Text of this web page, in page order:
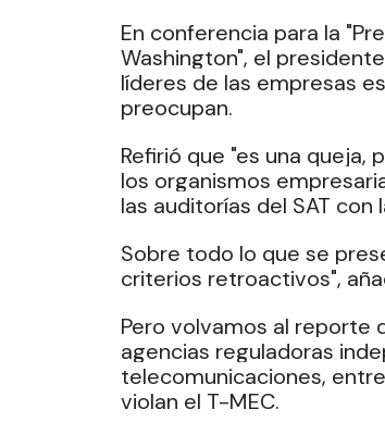
En conferencia para la
Washington", el
líderes de las empresas
preocupan.
Refirió que "es una
los organismos
las auditorías del SAT
Sobre todo lo que se
criterios retroactivos",
Pero volvamos al reporte
agencias reguladoras
telecomunicaciones,
violan el T-MEC.